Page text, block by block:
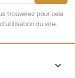
trouverez pour cela
du site.
